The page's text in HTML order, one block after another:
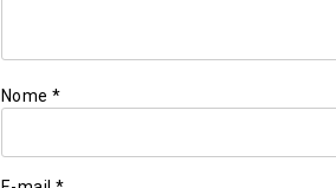
Nome *